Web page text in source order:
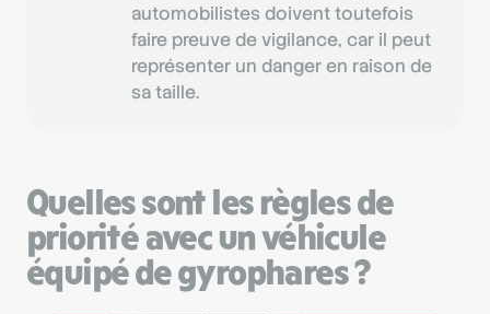
automobilistes doivent toutefois
faire preuve de vigilance, car il peut
représenter un danger en raison de
sa taille.
Quelles sont les règles de
priorité avec un véhicule
équipé de gyrophares ?